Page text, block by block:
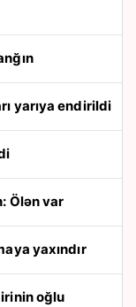
yarıya endirildi
Ölən var
yaxındır